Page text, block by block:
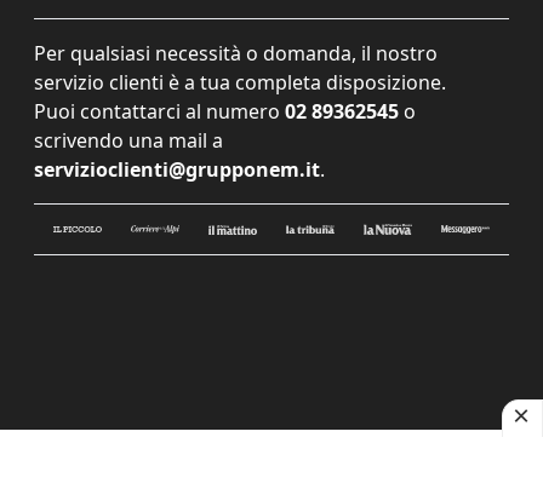
Per qualsiasi necessità o domanda, il nostro
servizio clienti è a tua completa disposizione.
Puoi contattarci al numero 02 89362545 o
scrivendo una mail a
servizioclienti@grupponem.it.